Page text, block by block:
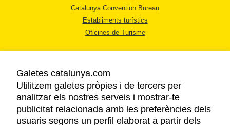
Catalunya Convention Bureau
Establiments turístics
Oficines de Turisme
AVÍS LEGAL
POLÍTICA DE PRIVACITAT
Galetes catalunya.com
Utilitzem galetes pròpies i de tercers per
analitzar els nostres serveis i mostrar-te
publicitat relacionada amb les preferències dels
usuaris segons un perfil elaborat a partir dels